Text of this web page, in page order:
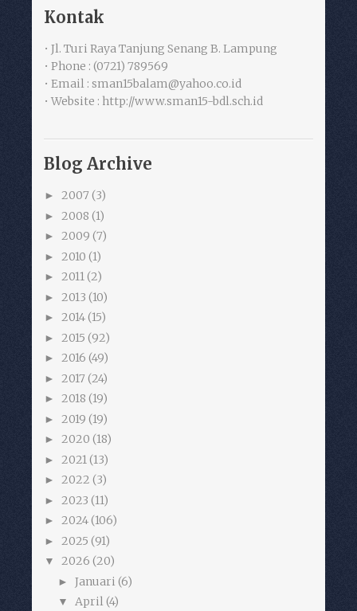
Kontak
• Jl. Turi Raya Tanjung Senang B. Lampung
• Phone : (0721) 789569
• Email : sman15balam@yahoo.co.id
• Website : http://www.sman15-bdl.sch.id
Blog Archive
► 2007 (3)
► 2008 (1)
► 2009 (7)
► 2010 (1)
► 2011(2)
► 2013 (10)
► 2014(15)
► 2015 (92)
► 2016 (49)
► 2017 (24)
► 2018 (19)
► 2019 (19)
► 2020 (18)
► 2021 (13)
► 2022 (3)
► 2023 (11)
► 2024(106)
► 2025 (91)
▼ 2026 (20)
► Januari (6)
▼ April(4)